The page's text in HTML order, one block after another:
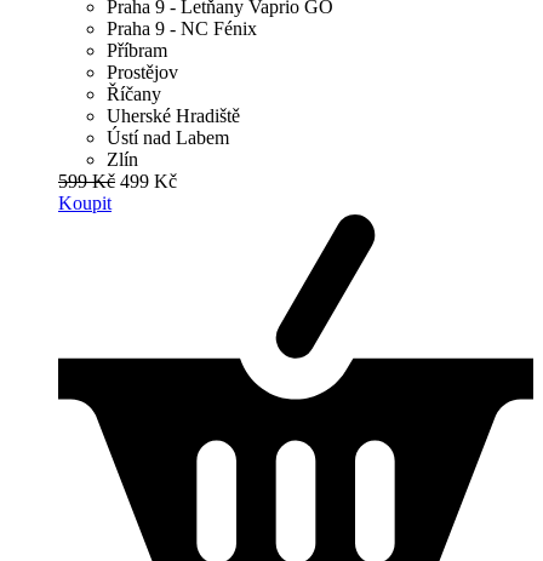
Praha 9 - Letňany Vaprio GO
Praha 9 - NC Fénix
Příbram
Prostějov
Říčany
Uherské Hradiště
Ústí nad Labem
Zlín
599 Kč 499 Kč
Koupit